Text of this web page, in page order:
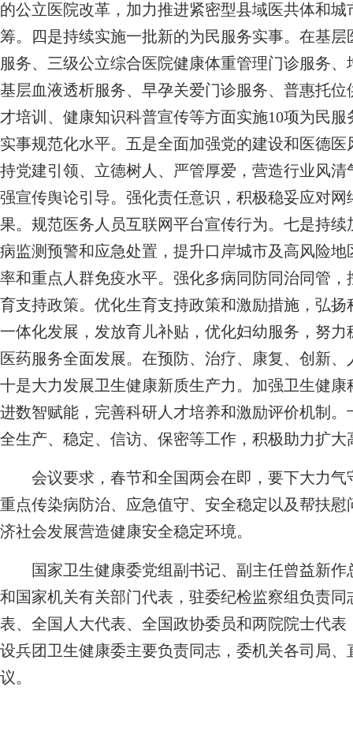
的公立医院改革，加力推进紧密型县域医共体和
筹。四是持续实施一批新的为民服务实事。在基
服务、三级公立综合医院健康体重管理门诊服务
基层血液透析服务、早孕关爱门诊服务、普惠托
才培训、健康知识科普宣传等方面实施10项为民
实事规范化水平。五是全面加强党的建设和医德
持党建引领、立德树人、严管厚爱，营造行业风
强宣传舆论引导。强化责任意识，积极稳妥应对
果。规范医务人员互联网平台宣传行为。七是持
病监测预警和应急处置，提升口岸城市及高风险
率和重点人群免疫水平。强化多病同防同治同管
育支持政策。优化生育支持政策和激励措施，弘
一体化发展，发放育儿补贴，优化妇幼服务，努
医药服务全面发展。在预防、治疗、康复、创新
十是大力发展卫生健康新质生产力。加强卫生健
进数智赋能，完善科研人才培养和激励评价机制
全生产、稳定、信访、保密等工作，积极助力扩大
会议要求，春节和全国两会在即，要下大力气
重点传染病防治、应急值守、安全稳定以及帮扶
济社会发展营造健康安全稳定环境。
国家卫生健康委党组副书记、副主任曾益新作
和国家机关有关部门代表，驻委纪检监察组负责
表、全国人大代表、全国政协委员和两院院士代
设兵团卫生健康委主要负责同志，委机关各司局
议。